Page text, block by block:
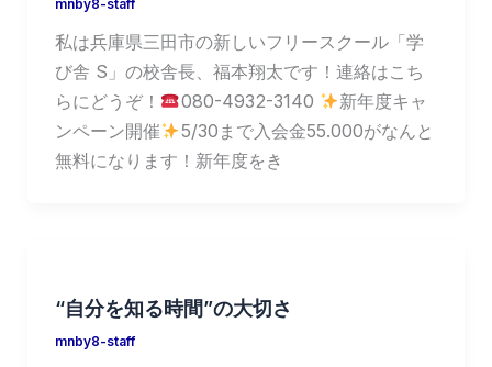
mnby8-staff
私は兵庫県三田市の新しいフリースクール「学
び舎 S」の校舎長、福本翔太です！連絡はこち
らにどうぞ！
080-4932-3140
新年度キャ
ンペーン開催
5/30まで入会金55.000がなんと
無料になります！新年度をき
“自分を知る時間”の大切さ
mnby8-staff